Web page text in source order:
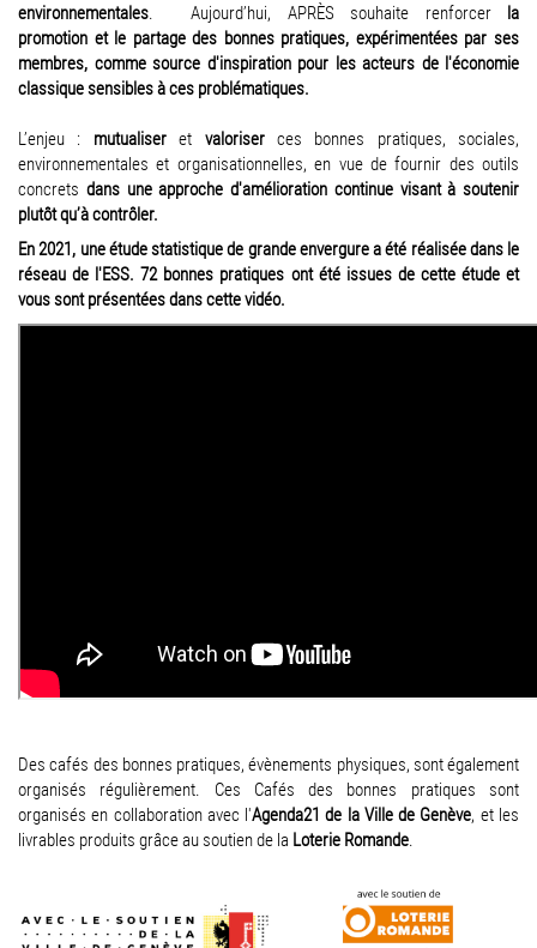
environnementales. Aujourd’hui, APRÈS souhaite renforcerla
promotion et le partage des bonnes pratiques, expérimentées par ses
membres, comme source d'inspiration pour les acteurs de l'économie
classique sensibles à ces problématiques.
L’enjeu : mutualiseret valoriserces bonnes pratiques, sociales,
environnementales et organisationnelles, en vue de fournir des outils
concrets dans une approche d'amélioration continue visant à soutenir
plutôt qu’à contrôler.
En 2021, une étude statistique de grande envergure a été réalisée dans le
réseau de l'ESS. 72 bonnes pratiques ont été issues de cette étude et
vous sont présentées dans cette vidéo.
Des cafés des bonnes pratiques, évènements physiques, sont également
organisés régulièrement. Ces Cafés des bonnes pratiques sont
organisés en collaboration avec l'Agenda21 de la Ville de Genève, et les
livrables produits grâce au soutien de la Loterie Romande.